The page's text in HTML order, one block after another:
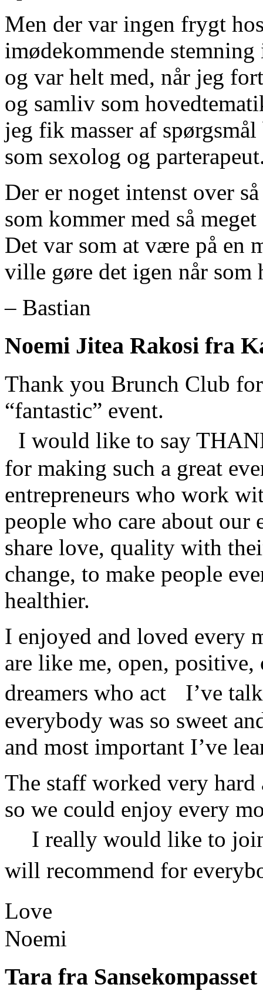
Men der var ingen frygt
imødekommende
og var helt med, når jeg
og samliv som
jeg fik masser af
som sexolog og
Der er noget intenst over
som kommer med så
Det var som at være på en
ville gøre det igen når som
– Bastian
Noemi Jitea Rakosi fra
Thank you Brunch Club
“fantastic” event.
I would like to say
for making such a great
entrepreneurs who work
people who care about
share love, quality with
change, to make people
healthier.
I enjoyed and loved every
are like me, open,
dreamers who act I’ve
everybody was so sweet
and most important I’ve
The staff worked very
so we could enjoy every
I really would like to
will recommend for
Love
Noemi
Tara fra Sansekompasset